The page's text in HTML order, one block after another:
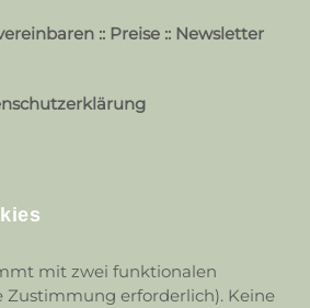
:: Preise :: Newsletter
mit zwei funktionalen
Zustimmung erforderlich). Keine